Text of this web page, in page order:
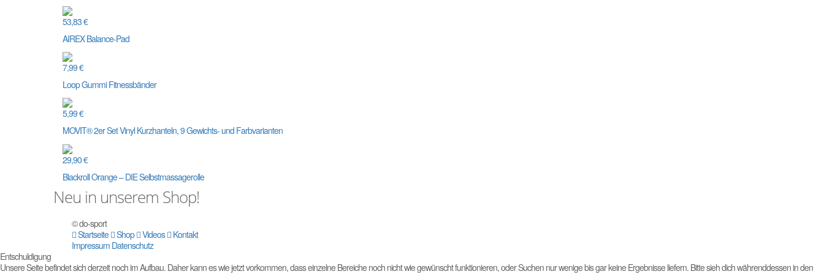
53,83 €
AIREX Balance-Pad
7,99 €
Loop Gummi Fitnessbänder
5,99 €
MOVIT® 2er Set Vinyl Kurzhanteln, 9 Gewichts- und Farbvarianten
29,90 €
Blackroll Orange – DIE Selbstmassagerolle
Neu in unserem Shop!
© do-sport
Startseite Shop Videos
Kontakt
Impressum Datenschutz
Entschuldigung
Unsere Seite befindet sich derzeit noch im Aufbau. Daher kann es wie jetzt vorkommen, dass einzelne Bereiche noch nicht wie gewünscht funktionieren, oder Suchen nur wenige bis gar keine Ergebnisse liefern. Bitte sieh dich währenddessen in den